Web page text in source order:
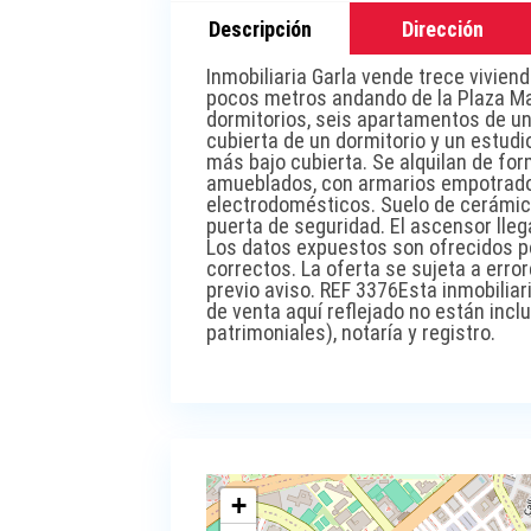
Descripción
Dirección
Inmobiliaria Garla vende trece
pocos metros andando de la Plaza
dormitorios, seis apartamentos de
cubierta de un dormitorio y un
más bajo cubierta. Se alquilan de
amueblados, con armarios
electrodomésticos. Suelo de
puerta de seguridad. El ascensor
Los datos expuestos son ofrecidos
correctos. La oferta se sujeta a
previo aviso. REF 3376Esta
de venta aquí reflejado no están
patrimoniales), notaría y registro.
+